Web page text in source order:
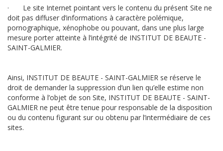
· Le site Internet pointant vers le contenu du présent Site ne
doit pas diffuser d’informations à caractère polémique,
pornographique, xénophobe ou pouvant, dans une plus large
mesure porter atteinte à l’intégrité de INSTITUT DE BEAUTE -
SAINT-GALMIER.
Ainsi, INSTITUT DE BEAUTE - SAINT-GALMIER se réserve le
droit de demander la suppression d’un lien qu’elle estime non
conforme à l’objet de son Site, INSTITUT DE BEAUTE - SAINT-
GALMIER ne peut être tenue pour responsable de la disposition
ou du contenu figurant sur ou obtenu par l’intermédiaire de ces
sites.